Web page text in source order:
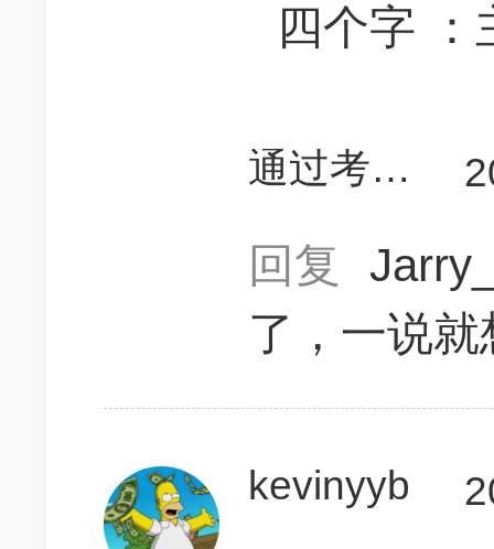
四个字 ：
通过考试1126
回复
了，一说
kevinyyb